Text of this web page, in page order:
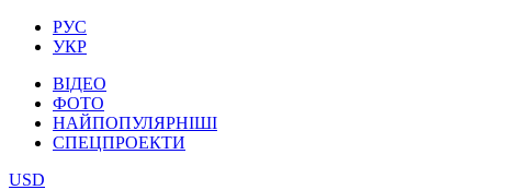
РУС
УКР
ВІДЕО
ФОТО
НАЙПОПУЛЯРНІШІ
СПЕЦПРОЕКТИ
USD